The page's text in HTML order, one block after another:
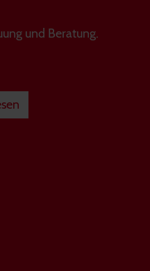
und Beratung.